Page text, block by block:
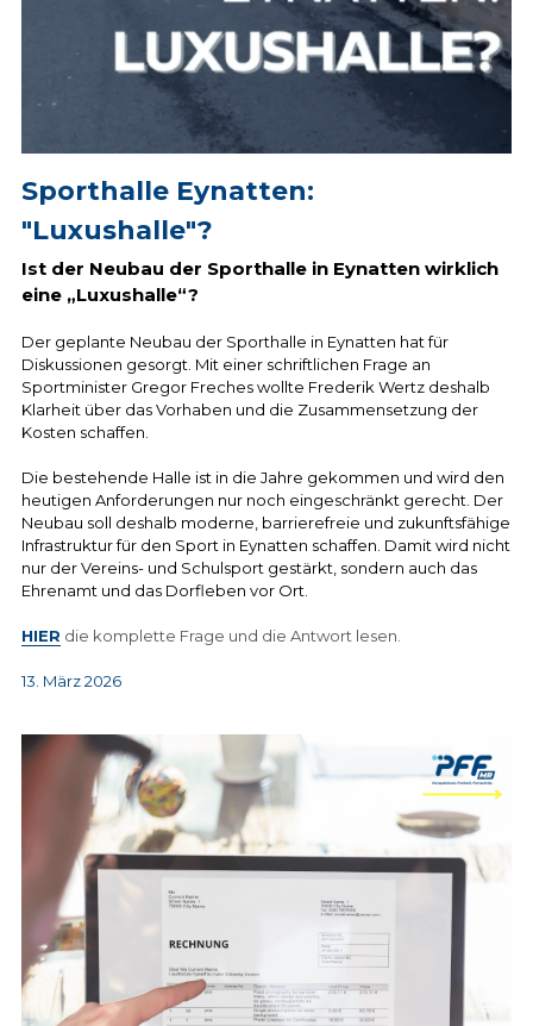
Sporthalle Eynatten:
"Luxushalle"?
Ist der Neubau der Sporthalle in Eynatten wirklich
eine „Luxushalle“?
Der geplante Neubau der Sporthalle in Eynatten hat für
Diskussionen gesorgt. Mit einer schriftlichen Frage an
Sportminister Gregor Freches wollte Frederik Wertz deshalb
Klarheit über das Vorhaben und die Zusammensetzung der
Kosten schaffen.
Die bestehende Halle ist in die Jahre gekommen und wird den
heutigen Anforderungen nur noch eingeschränkt gerecht. Der
Neubau soll deshalb moderne, barrierefreie und zukunftsfähige
Infrastruktur für den Sport in Eynatten schaffen. Damit wird nicht
nur der Vereins- und Schulsport gestärkt, sondern auch das
Ehrenamt und das Dorfleben vor Ort.
HIER die komplette Frage und die Antwort lesen.
13. März 2026